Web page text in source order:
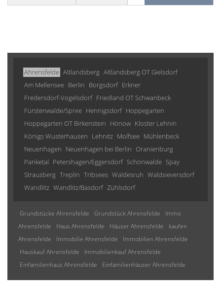
Ahrensfelde Altlandsberg Altlandsberg OT Gielsdorf
Am Mellensee Berlin Borgsdorf Erkner
Fredersdorf-Vogelsdorf Friedland OT Schwanbeck
Fürstenwalde/Spree Hennigsdorf Hoppegarten
Hoppegarten OT Birkenstein Hönow Kloster Lehnin
Königs Wusterhausen Lehnitz Molfsee Mühlenbeck
Neuenhagen Neuenhagen bei Berlin Oranienburg
Panketal Petershagen/Eggersdorf Schönwalde Spay
Strausberg Treplin Tribsees Waldesruh Waldsieversdorf
Wandlitz Wandlitz/Basdorf Zühlsdorf
Grundstücke Ahrensfelde Grundstück Ahrensfelde
Immo
Ahrensfelde
Haus Ahrensfelde Häuser Ahrensfelde
kaufen
Ahrensfelde
Immobilie Ahrensfelde
Immobilien Ahrensfelde
Hauskauf Ahrensfelde
Immobilienkauf Ahrensfelde
Einfamilienhaus Ahrensfelde
Einfamilienhäuser Ahrensfelde